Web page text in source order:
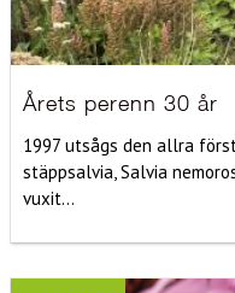
Årets perenn 30 år
1997 utsågs den allra
stäppsalvia, Salvia
vuxit...